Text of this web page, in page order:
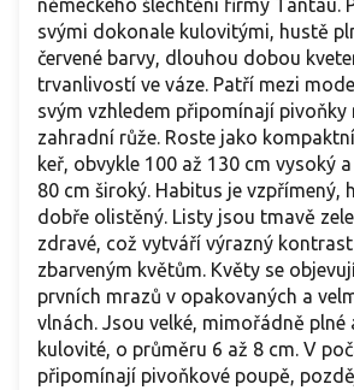
německého šlechtění firmy Tantau.
svými dokonale kulovitými, hustě
červené barvy, dlouhou dobou
trvanlivostí ve váze. Patří mezi
svým vzhledem připomínají pivoňky
zahradní růže. Roste jako
keř, obvykle 100 až 130 cm vysoký
80 cm široký. Habitus je vzpřímený,
dobře olistěný. Listy jsou tmavě
zdravé, což vytváří výrazný
zbarveným květům. Květy se
prvních mrazů v opakovaných a
vlnách. Jsou velké, mimořádně plné
kulovité, o průměru 6 až 8 cm. V
připomínají pivoňkové poupě,